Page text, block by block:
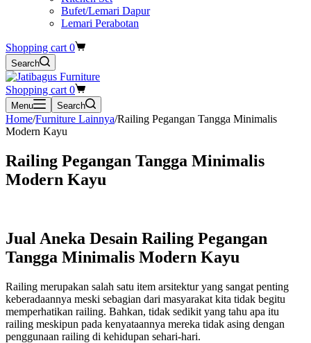
Bufet/Lemari Dapur
Lemari Perabotan
Shopping cart 0
Search
Shopping cart 0
Menu Search
Home/Furniture Lainnya/Railing Pegangan Tangga Minimalis
Modern Kayu
Railing Pegangan Tangga Minimalis
Modern Kayu
Jual Aneka Desain Railing Pegangan
Tangga Minimalis Modern Kayu
Railing merupakan salah satu item arsitektur yang sangat penting
keberadaannya meski sebagian dari masyarakat kita tidak begitu
memperhatikan railing. Bahkan, tidak sedikit yang tahu apa itu
railing meskipun pada kenyataannya mereka tidak asing dengan
penggunaan railing di kehidupan sehari-hari.